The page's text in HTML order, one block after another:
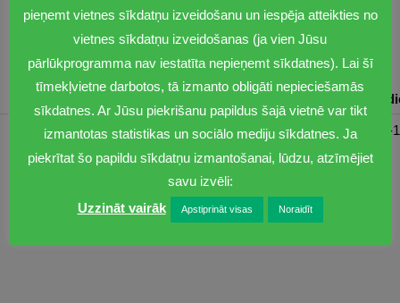
1201
dmv@riga.lv
Pirmdiena Ceturtdiena
08:30-17:00 08:00-17:00 08:00-17:00 08:00-17:00 08:00-
pieņemt vietnes sīkdatņu izveidošanu un iespēja atteikties no
vietnes sīkdatņu izveidošanas (ja vien Jūsu
pārlūkprogramma nav iestatīta nepieņemt sīkdatnes). Lai šī
tīmekļvietne darbotos, tā izmanto obligāti nepieciešamās
sīkdatnes. Ar Jūsu piekrišanu papildus šajā vietnē var tikt
izmantotas statistikas un sociālo mediju sīkdatnes. Ja
piekrītat šo papildu sīkdatņu izmantošanai, lūdzu, atzīmējiet
savu izvēli:
Uzzināt vairāk
Apstiprināt visas Noraidīt